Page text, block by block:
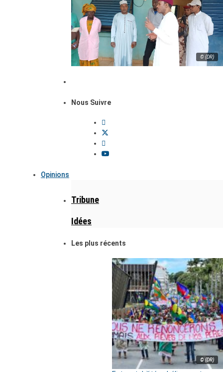
© (DR)
Nous Suivre
Opinions
Tribune
Idées
Les plus récents
© (DR)